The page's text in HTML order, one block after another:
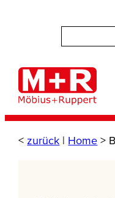
< zurück | Home>